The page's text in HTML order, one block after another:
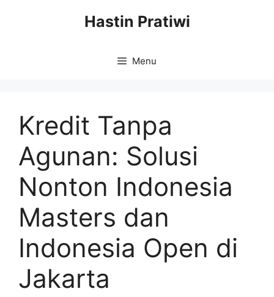
Hastin Pratiwi
Menu
Kredit Tanpa
Agunan: Solusi
Nonton Indonesia
Masters dan
Indonesia Open di
Jakarta